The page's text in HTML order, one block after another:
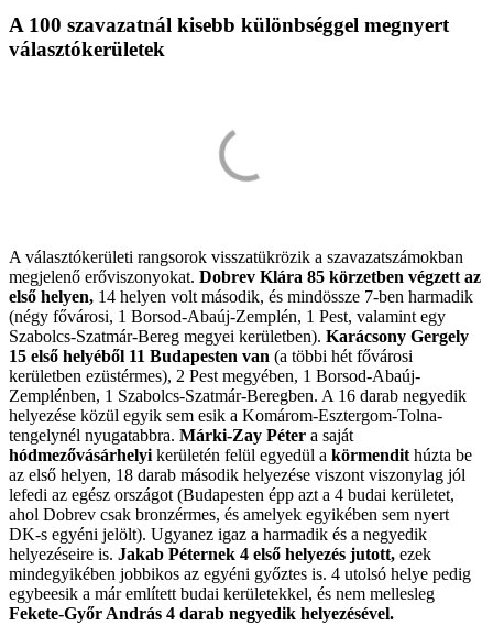
A 100 szavazatnál kisebb különbséggel megnyert
választókerületek
A választókerületi rangsorok visszatükrözik a szavazatszámokban
megjelenő erőviszonyokat. Dobrev Klára 85 körzetben végzett az
első helyen, 14 helyen volt második, és mindössze 7-ben harmadik
(négy fővárosi, 1 Borsod-Abaúj-Zemplén, 1 Pest, valamint egy
Szabolcs-Szatmár-Bereg megyei kerületben). Karácsony Gergely
15 első helyéből 11 Budapesten van (a többi hét fővárosi
kerületben ezüstérmes), 2 Pest megyében, 1 Borsod-Abaúj-
Zemplénben, 1 Szabolcs-Szatmár-Beregben. A 16 darab negyedik
helyezése közül egyik sem esik a Komárom-Esztergom-Tolna-
tengelynél nyugatabbra. Márki-Zay Péter a saját
hódmezővásárhelyi kerületén felül egyedül a körmendit húzta be
az első helyen, 18 darab második helyezése viszont viszonylag jól
lefedi az egész országot (Budapesten épp azt a 4 budai kerületet,
ahol Dobrev csak bronzérmes, és amelyek egyikében sem nyert
DK-s egyéni jelölt). Ugyanez igaz a harmadik és a negyedik
helyezéseire is. Jakab Péternek 4 első helyezés jutott, ezek
mindegyikében jobbikos az egyéni győztes is. 4 utolsó helye pedig
egybeesik a már említett budai kerületekkel, és nem mellesleg
Fekete-Győr András 4 darab negyedik helyezésével.